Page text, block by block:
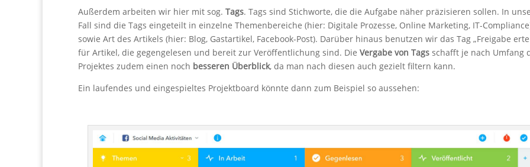
Außerdem arbeiten wir hier mit sog. Tags. Tags sind Stichworte, die die Aufgabe näher präzisieren sollen. In
Fall sind die Tags eingeteilt in einzelne Themenbereiche (hier: Digitale Prozesse, Online Marketing, IT-
sowie Art des Artikels (hier: Blog, Gastartikel, Facebook-Post). Darüber hinaus benutzen wir das Tag „Freigabe
für Artikel, die gegengelesen und bereit zur Veröffentlichung sind. Die Vergabe von Tags schafft je nach Umfang
Projektes zudem einen noch besseren Überblick, da man nach diesen auch gezielt filtern kann.
Ein laufendes und eingespieltes Projektboard könnte dann zum Beispiel so aussehen: